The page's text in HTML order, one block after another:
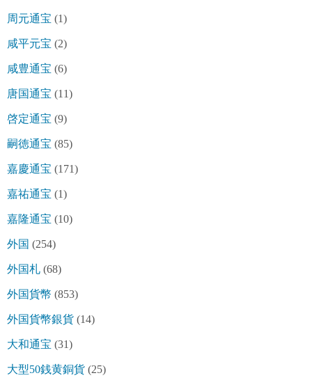
周元通宝 (1)
咸平元宝 (2)
咸豊通宝 (6)
唐国通宝 (11)
啓定通宝 (9)
嗣徳通宝 (85)
嘉慶通宝 (171)
嘉祐通宝 (1)
嘉隆通宝 (10)
外国 (254)
外国札 (68)
外国貨幣 (853)
外国貨幣銀貨 (14)
大和通宝 (31)
大型50銭黄銅貨 (25)